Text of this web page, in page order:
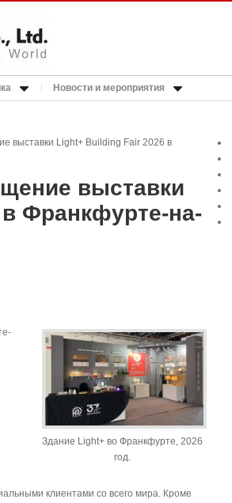
Новости и мероприятия
выставки Light+ Building Fair 2026 в
выставки
Франкфурте-на-
Здание Light+ во Франкфурте, 2026
год.
клиентами со всего мира. Кроме